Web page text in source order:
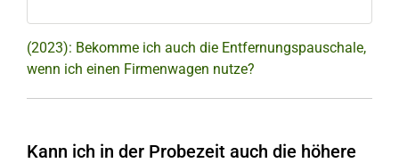
(2023): Bekomme ich auch die Entfernungspauschale,
wenn ich einen Firmenwagen nutze?
Kann ich in der Probezeit auch die höhere